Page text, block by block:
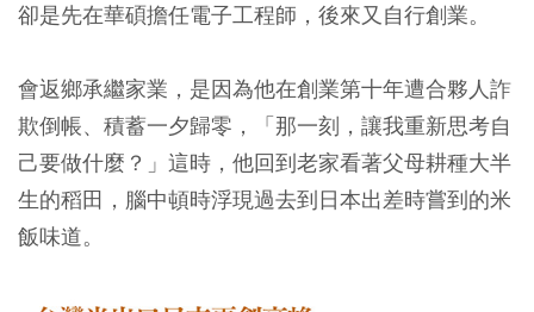
卻是先在華碩擔任電子工程師，後來又自行創業。
會返鄉承繼家業，是因為他在創業第十年遭合夥人詐
欺倒帳、積蓄一夕歸零，「那一刻，讓我重新思考自
己要做什麼？」這時，他回到老家看著父母耕種大半
生的稻田，腦中頓時浮現過去到日本出差時嘗到的米
飯味道。